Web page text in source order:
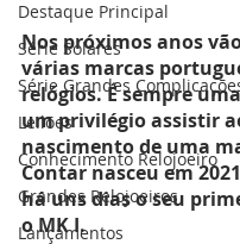
Destaque Principal
Série Solares
Série Grandes
Leilões
Conhecimento Relojoeiro
Grandes Relojoeiros
Lançamentos
Nos próximos anos
várias marcas
relógios. É sempre
um privilégio assistir
nascimento de uma
Contar nasceu em
há uns dias o seu
o MK I.